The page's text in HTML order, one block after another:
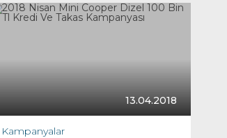
13.04.2018
Kampanyalar